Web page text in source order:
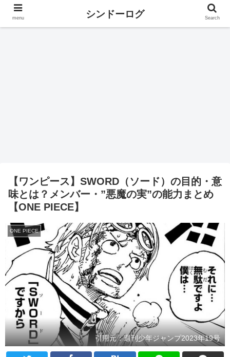
【ワンピース】SWORD（ソード）の目的・意
味とは？メンバー・”悪魔の実”の能力まとめ
【ONE PIECE】
ONE PIECE
引用元：週刊少年ジャンプ2023年19号
menu シンドーログ Search